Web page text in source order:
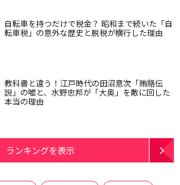
自転車を持つだけで税金？ 昭和まで続いた「自
転車税」の意外な歴史と脱税が横行した理由
教科書と違う！江戸時代の田沼意次「賄賂伝
説」の嘘と、水野忠邦が「大奥」を敵に回した
本当の理由
ランキングを表示